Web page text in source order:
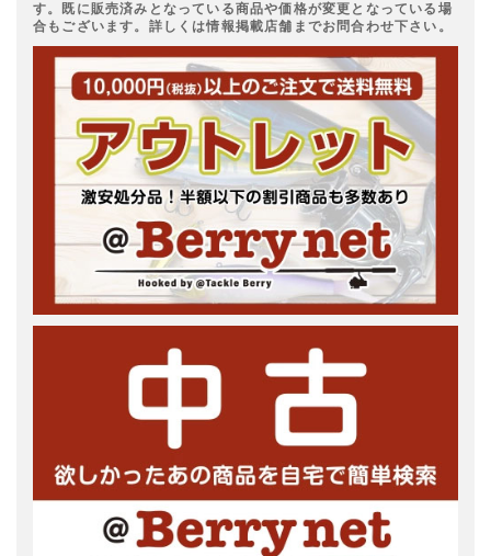
す。既に販売済みとなっている商品や価格が変更となっている場
合もございます。詳しくは情報掲載店舗までお問合わせ下さい。